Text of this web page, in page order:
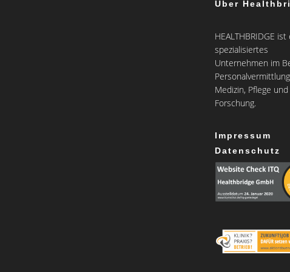
Über
HEALTHBRIDGE ist
spezialisiertes
Unternehmen im
Medizin, Pflege und
Forschung.
Impressum
Datenschutz